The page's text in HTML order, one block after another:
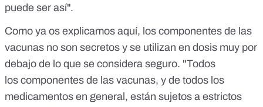
puede ser así".
Como ya os explicamos aquí, los componentes de las
vacunas no son secretos y se utilizan en dosis muy por
debajo de lo que se considera seguro. "Todos
los componentes de las vacunas, y de todos los
medicamentos en general, están sujetos a estrictos